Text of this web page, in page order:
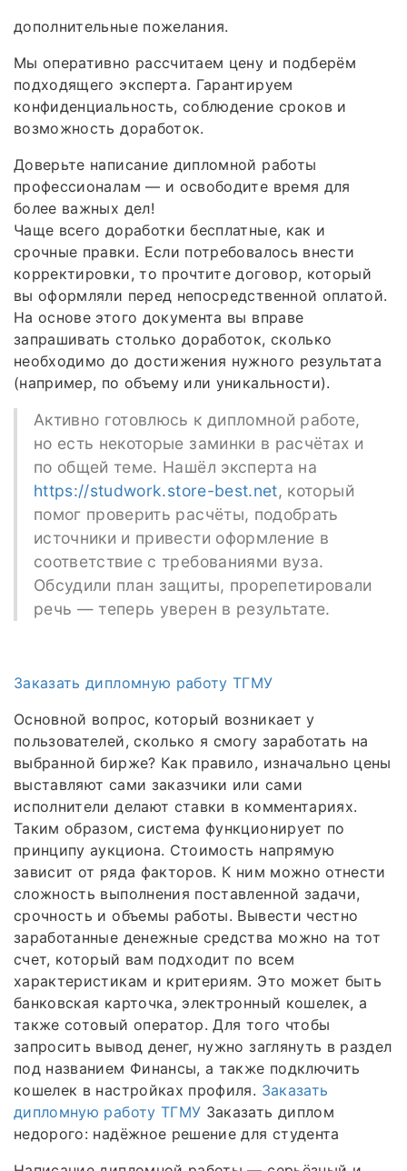
дополнительные пожелания.
Мы оперативно рассчитаем цену и подберём
подходящего эксперта. Гарантируем
конфиденциальность, соблюдение сроков и
возможность доработок.
Доверьте написание дипломной работы
профессионалам — и освободите время для
более важных дел!
Чаще всего доработки бесплатные, как и
срочные правки. Если потребовалось внести
корректировки, то прочтите договор, который
вы оформляли перед непосредственной оплатой.
На основе этого документа вы вправе
запрашивать столько доработок, сколько
необходимо до достижения нужного результата
(например, по объему или уникальности).
Активно готовлюсь к дипломной работе,
но есть некоторые заминки в расчётах и
по общей теме. Нашёл эксперта на
https://studwork.store-best.net, который
помог проверить расчёты, подобрать
источники и привести оформление в
соответствие с требованиями вуза.
Обсудили план защиты, прорепетировали
речь — теперь уверен в результате.
Заказать дипломную работу ТГМУ
Основной вопрос, который возникает у
пользователей, сколько я смогу заработать на
выбранной бирже? Как правило, изначально цены
выставляют сами заказчики или сами
исполнители делают ставки в комментариях.
Таким образом, система функционирует по
принципу аукциона. Стоимость напрямую
зависит от ряда факторов. К ним можно отнести
сложность выполнения поставленной задачи,
срочность и объемы работы. Вывести честно
заработанные денежные средства можно на тот
счет, который вам подходит по всем
характеристикам и критериям. Это может быть
банковская карточка, электронный кошелек, а
также сотовый оператор. Для того чтобы
запросить вывод денег, нужно заглянуть в раздел
под названием Финансы, а также подключить
кошелек в настройках профиля. Заказать
дипломную работу ТГМУ Заказать диплом
недорого: надёжное решение для студента